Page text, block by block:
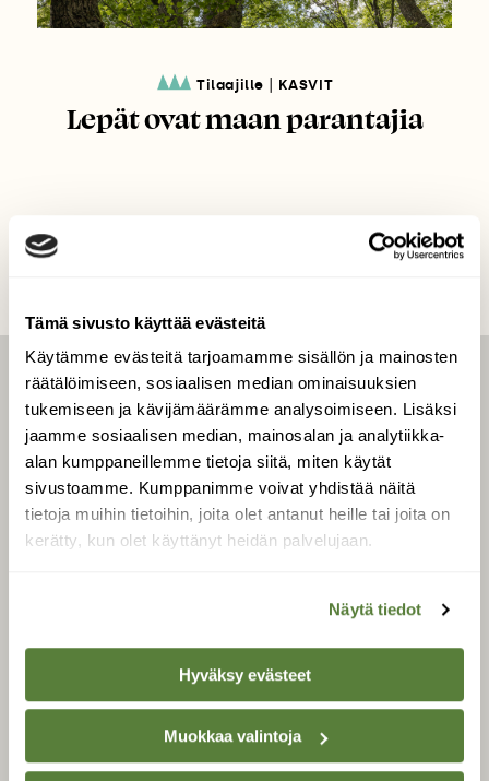
Tämä sivusto käyttää evästeitä
Käytämme evästeitä tarjoamamme sisällön ja mainosten
räätälöimiseen, sosiaalisen median ominaisuuksien
tukemiseen ja kävijämäärämme analysoimiseen. Lisäksi
jaamme sosiaalisen median, mainosalan ja analytiikka-
alan kumppaneillemme tietoja siitä, miten käytät
sivustoamme. Kumppanimme voivat yhdistää näitä
tietoja muihin tietoihin, joita olet antanut heille tai joita on
kerätty, kun olet käyttänyt heidän palvelujaan.
Näytä tiedot
Hyväksy evästeet
Muokkaa valintoja
Tilaajille KASVIT
Lepät ovat maan parantajia
LEHTI
Uusin lehti
Tilaa Suomen Luonto
Tilaa digilukuoikeus
Äänestä parasta juttua
SUOMEN LUONNON­
SUOJELU­LIITTO
kustantaja on
luonnonsuojelu­liitto.